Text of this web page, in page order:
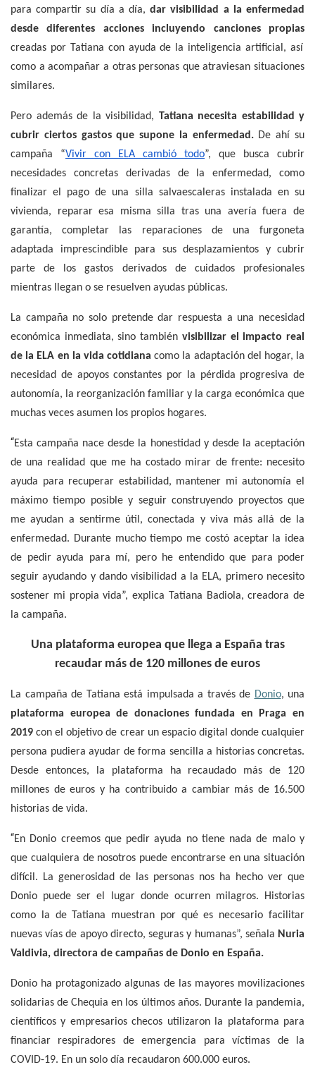
para compartir su día a día,dar visibilidad a la enfermedad
desde diferentes acciones incluyendo canciones propias
creadas por Tatiana con ayuda de la inteligencia artificial, así
como a acompañar a otras personas que atraviesan situaciones
similares.
Pero además de la visibilidad, Tatiana necesita estabilidad y
cubrir ciertos gastos que supone la enfermedad.De ahí su
campaña “Vivir con ELA cambió todo”, que busca cubrir
necesidades concretas derivadas de la enfermedad, como
finalizar el pago de una silla salvaescaleras instalada en su
vivienda, reparar esa misma silla tras una avería fuera de
garantía, completar las reparaciones de una furgoneta
adaptada imprescindible para sus desplazamientos y cubrir
parte de los gastos derivados de cuidados profesionales
mientras llegan o se resuelven ayudas públicas.
La campaña no solo pretende dar respuesta a una necesidad
económica inmediata, sino también visibilizar el impacto real
de la ELA en la vida cotidiana como la adaptación del hogar, la
necesidad de apoyos constantes por la pérdida progresiva de
autonomía, la reorganización familiar y la carga económica que
muchas veces asumen los propios hogares.
“Esta campaña nace desde la honestidad y desde la aceptación
de una realidad que me ha costado mirar de frente: necesito
ayuda para recuperar estabilidad, mantener mi autonomía el
máximo tiempo posible y seguir construyendo proyectos que
me ayudan a sentirme útil, conectada y viva más allá de la
enfermedad. Durante mucho tiempo me costó aceptar la idea
de pedir ayuda para mí, pero he entendido que para poder
seguir ayudando y dando visibilidad a la ELA, primero necesito
sostener mi propia vida”, explica Tatiana Badiola, creadora de
la campaña.
Una plataforma europea que llega a España tras
recaudar más de 120 millones de euros
La campaña de Tatiana está impulsada a través de Donio, una
plataforma europea de donaciones fundada en Praga en
2019 con el objetivo de crear un espacio digital donde cualquier
persona pudiera ayudar de forma sencilla a historias concretas.
Desde entonces, la plataforma ha recaudado más de 120
millones de euros y ha contribuido a cambiar más de 16.500
historias de vida.
“En Donio creemos que pedir ayuda no tiene nada de malo y
que cualquiera de nosotros puede encontrarse en una situación
difícil. La generosidad de las personas nos ha hecho ver que
Donio puede ser el lugar donde ocurren milagros. Historias
como la de Tatiana muestran por qué es necesario facilitar
nuevas vías de apoyo directo, seguras y humanas”, señala Nuria
Valdivia, directora de campañas de Donio en España.
Donio ha protagonizado algunas de las mayores movilizaciones
solidarias de Chequia en los últimos años. Durante la pandemia,
científicos y empresarios checos utilizaron la plataforma para
financiar respiradores de emergencia para víctimas de la
COVID-19. En un solo día recaudaron 600.000 euros.